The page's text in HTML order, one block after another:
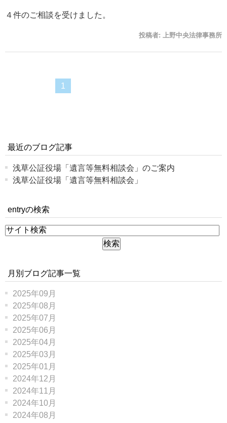
４件のご相談を受けました。
投稿者: 上野中央法律事務所
1
最近のブログ記事
浅草公証役場「遺言等無料相談会」のご案内
浅草公証役場「遺言等無料相談会」
entryの検索
月別ブログ記事一覧
2025年09月
2025年08月
2025年07月
2025年06月
2025年04月
2025年03月
2025年01月
2024年12月
2024年11月
2024年10月
2024年08月